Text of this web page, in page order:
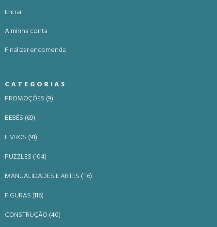
Entrar
A minha conta
Finalizar encomenda
CATEGORIAS
PROMOÇÕES (9)
BEBÉS (69)
LIVROS (91)
PUZZLES (104)
MANUALIDADES E ARTES (116)
FIGURAS (116)
CONSTRUÇÃO (40)